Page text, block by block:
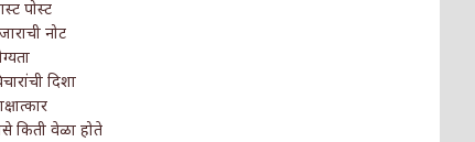
पोस्ट
नोट
दिशा
किती वेळा होते